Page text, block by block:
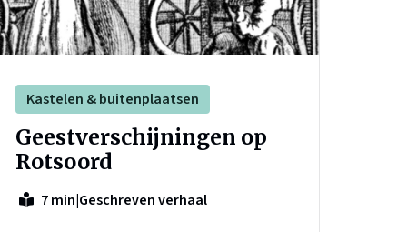
Kastelen & buitenplaatsen
Geestverschijningen op
Rotsoord
7 min|Geschreven verhaal